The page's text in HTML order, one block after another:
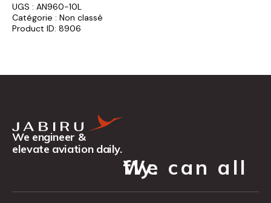
UGS : AN960-10L
Catégorie : Non classé
Product ID: 8906
We engineer &
elevate aviation daily.
We can all fly.